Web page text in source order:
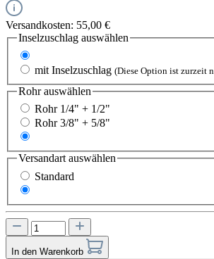
Versandkosten: 55,00 €
Inselzuschlag auswählen
mit Inselzuschlag (Diese Option ist zurzeit
Rohrauswählen
Rohr 1/4" + 1/2"
Rohr 3/8" + 5/8"
Versandart auswählen
Standard
In den Warenkorb